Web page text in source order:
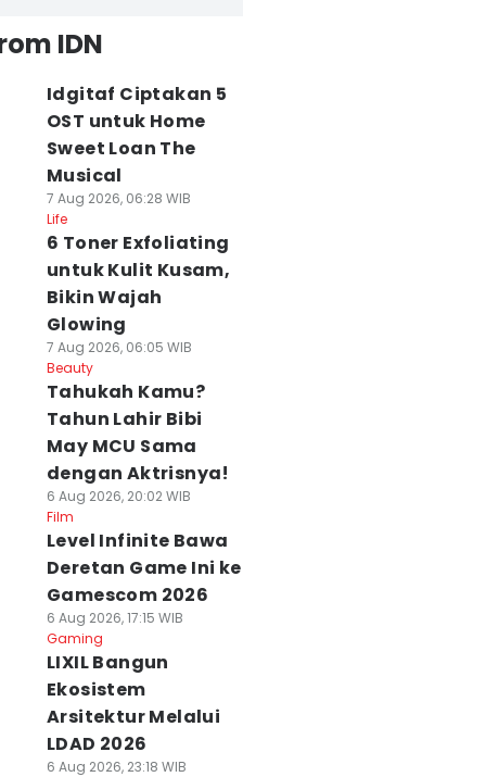
IDN
Idgitaf Ciptakan 5
OST untuk Home
Sweet Loan The
Musical
7 Aug 2026, 06:28 WIB
Life
6 Toner Exfoliating
untuk Kulit Kusam,
Bikin Wajah
Glowing
7 Aug 2026, 06:05 WIB
Beauty
Tahukah Kamu?
Tahun Lahir Bibi
May MCU Sama
dengan Aktrisnya!
6 Aug 2026, 20:02 WIB
Film
Level Infinite Bawa
Deretan Game Ini ke
Gamescom 2026
6 Aug 2026, 17:15 WIB
Gaming
LIXIL Bangun
Ekosistem
Arsitektur Melalui
LDAD 2026
6 Aug 2026, 23:18 WIB